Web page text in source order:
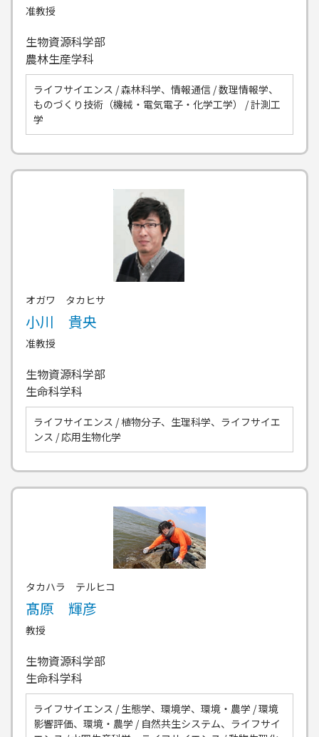
准教授
生物資源科学部
農林生産学科
ライフサイエンス / 森林科学、情報通信 / 数理情報学、
ものづくり技術（機械・電気電子・化学工学） / 計測工
学
オガワ タカヒサ
小川 貴央
准教授
生物資源科学部
生命科学科
ライフサイエンス / 植物分子、生理科学、ライフサイエ
ンス / 応用生物化学
タカハラ テルヒコ
髙原 輝彦
教授
生物資源科学部
生命科学科
ライフサイエンス / 生態学、環境学、環境・農学 / 環境
影響評価、環境・農学 / 自然共生システム、ライフサイ